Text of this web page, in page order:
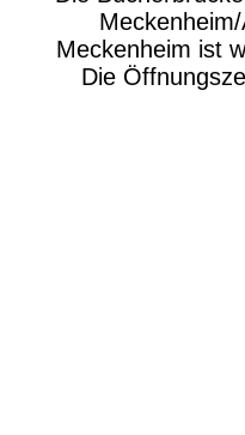
Meckenheim ist
Die